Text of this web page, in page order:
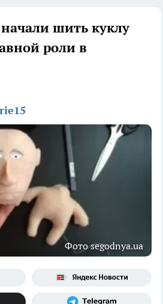
шить куклу
роли в
Фото segodnya.ua